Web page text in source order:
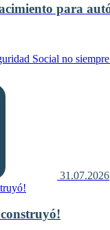
para
Social no
31.07.2026
construyó!